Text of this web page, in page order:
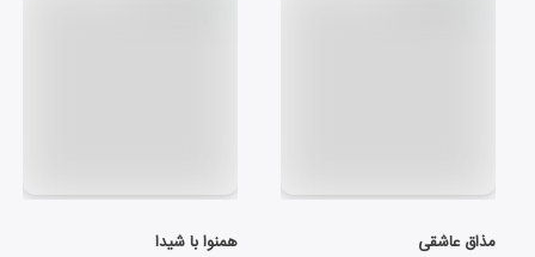
مذاق عاشقی همنوا با شيدا